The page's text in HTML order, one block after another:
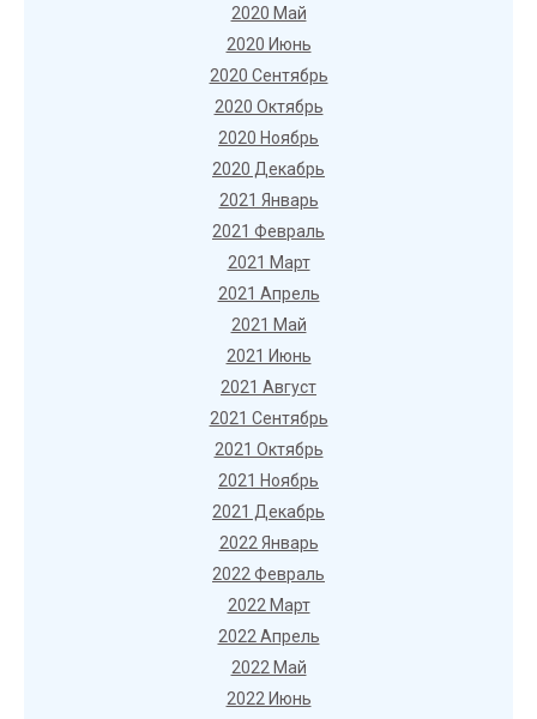
2020 Май
2020 Июнь
2020 Сентябрь
2020 Октябрь
2020 Ноябрь
2020 Декабрь
2021 Январь
2021 Февраль
2021 Март
2021 Апрель
2021 Май
2021 Июнь
2021 Август
2021 Сентябрь
2021 Октябрь
2021 Ноябрь
2021 Декабрь
2022 Январь
2022 Февраль
2022 Март
2022 Апрель
2022 Май
2022 Июнь